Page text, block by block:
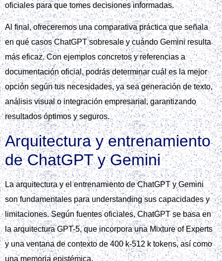
oficiales para que tomes decisiones informadas.
Al final, ofreceremos una comparativa práctica que señala
en qué casos ChatGPT sobresale y cuándo Gemini resulta
más eficaz. Con ejemplos concretos y referencias a
documentación oficial, podrás determinar cuál es la mejor
opción según tus necesidades, ya sea generación de texto,
análisis visual o integración empresarial, garantizando
resultados óptimos y seguros.
Arquitectura y entrenamiento
de ChatGPT y Gemini
La arquitectura y el entrenamiento de ChatGPT y Gemini
son fundamentales para understanding sus capacidades y
limitaciones. Según fuentes oficiales, ChatGPT se basa en
la arquitectura GPT-5, que incorpora una Mixture of Experts
y una ventana de contexto de 400 k-512 k tokens, así como
una memoria epistémica.